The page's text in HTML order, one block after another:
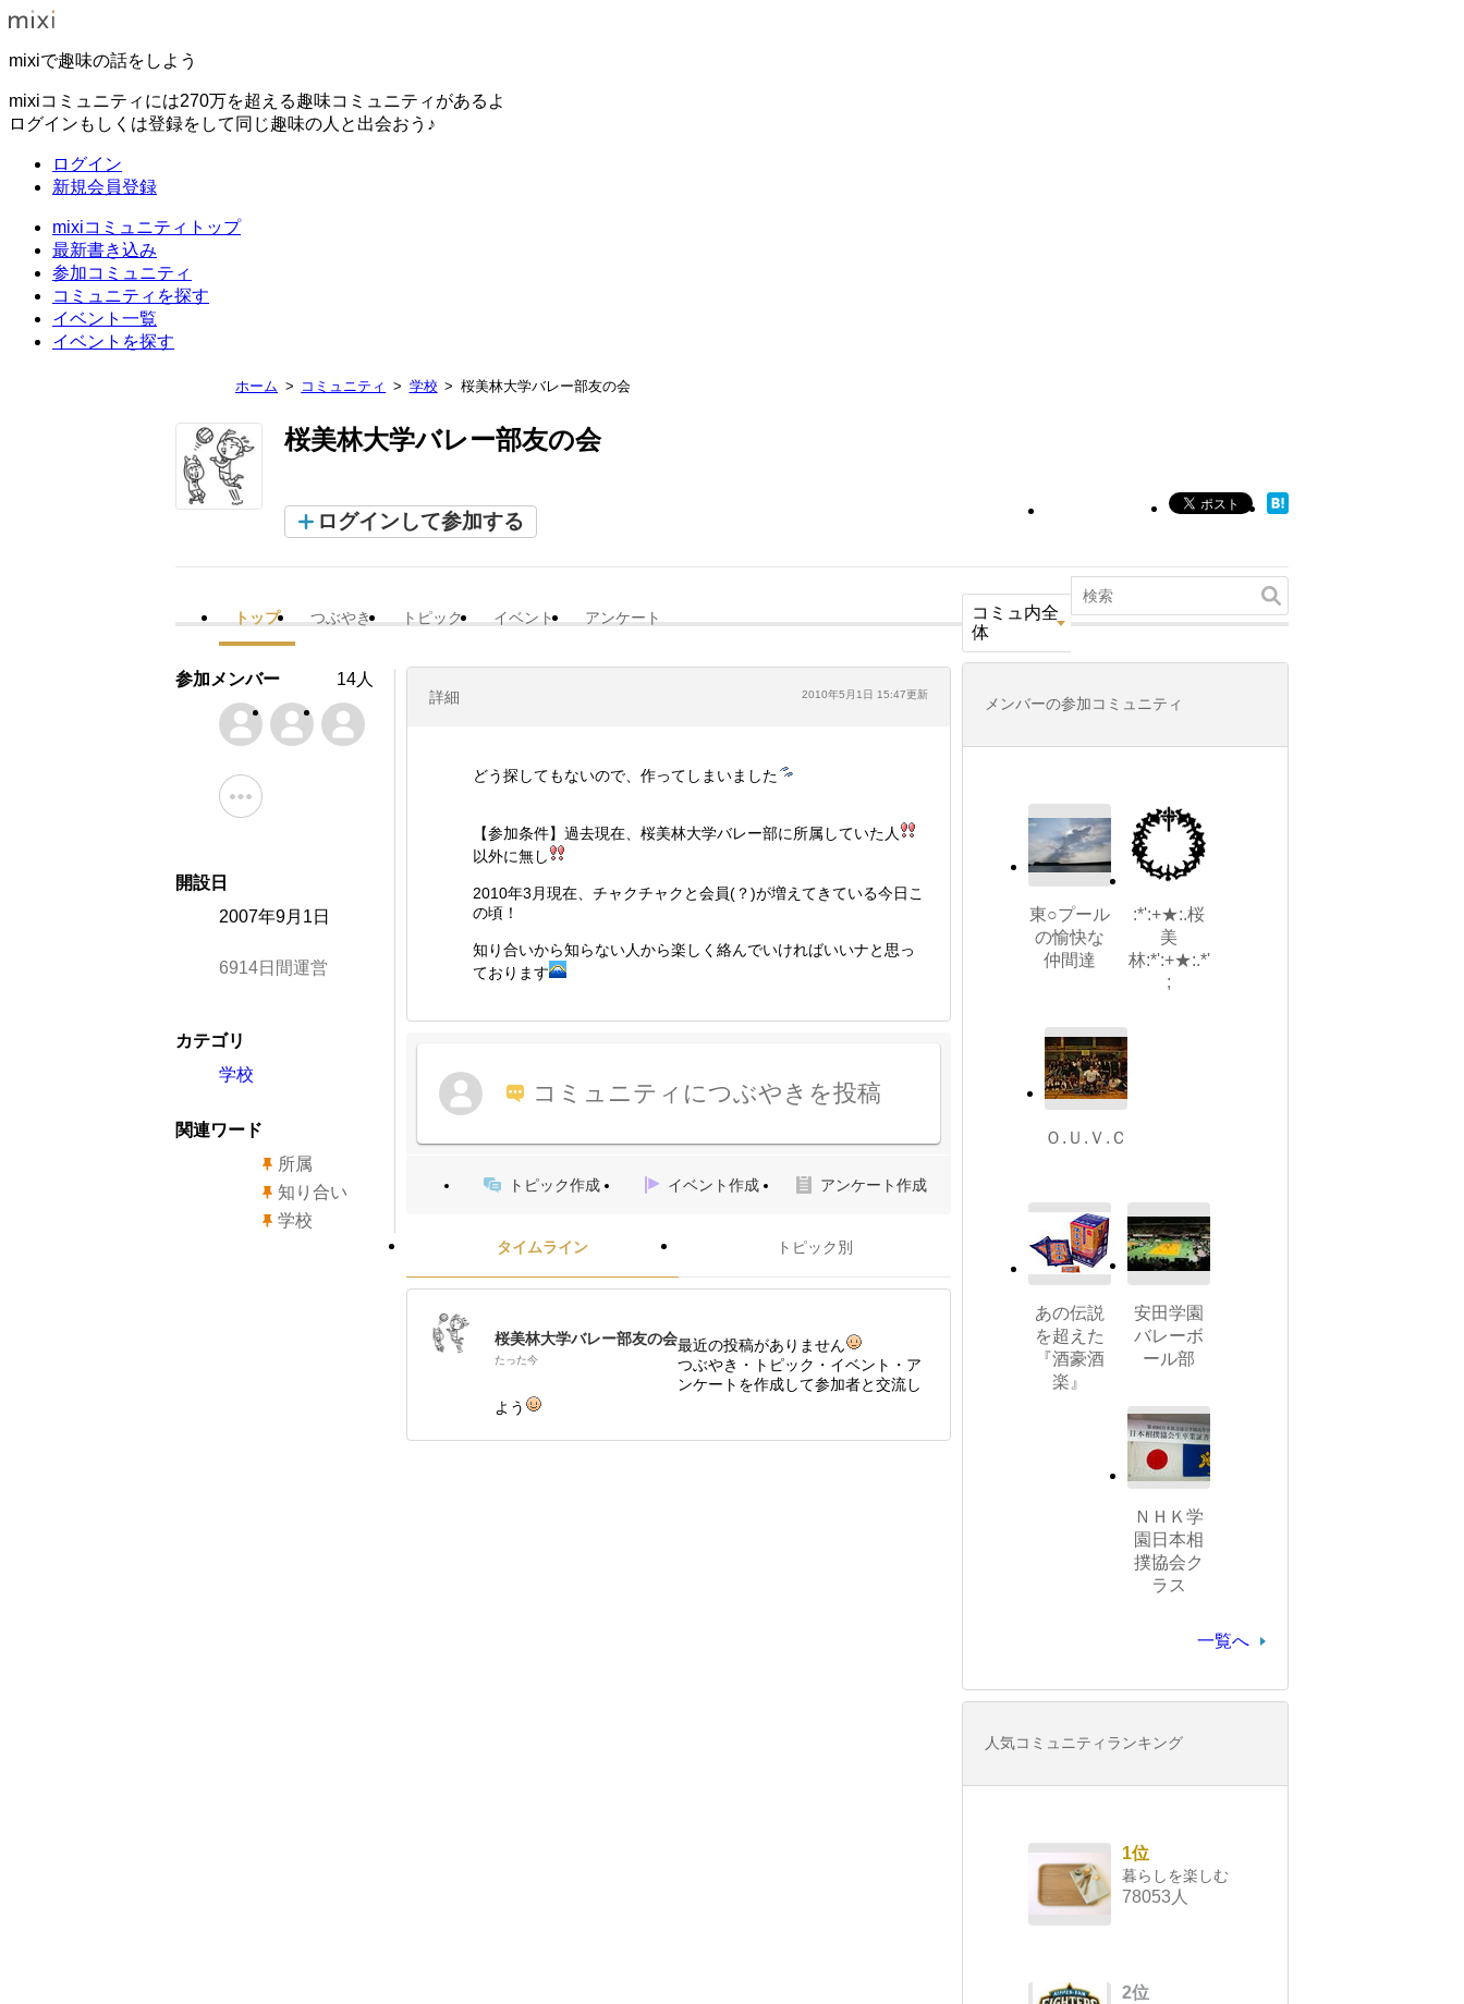
mixiで趣味の話をしよう
mixiコミュニティには270万を超える趣味コミュニティがあるよ
ログインもしくは登録をして同じ趣味の人と出会おう♪
ログイン
新規会員登録
mixiコミュニティトップ
最新書き込み
参加コミュニティ
コミュニティを探す
イベント一覧
イベントを探す
ホーム コミュニティ 学校 桜美林大学バレー部友の会
桜美林大学バレー部友の会
ログインして参加する
トップ つぶやき トピック イベント アンケート
コミュ内全
体
詳細 2010年5月1日 15:47更新
どう探してもないので、作ってしまいました
【参加条件】過去現在、桜美林大学バレー部に所属していた人
以外に無し
2010年3月現在、チャクチャクと会員(？)が増えてきている今日こ
の頃！
知り合いから知らない人から楽しく絡んでいければいいナと思っ
ております
コミュニティにつぶやきを投稿
トピック作成 イベント作成 アンケート作成
タイムライン トピック別
桜美林大学バレー部友の会
たった今
最近の投稿がありません
つぶやき・トピック・イベント・ア
ンケートを作成して参加者と交流し
よう
参加メンバー 14人
開設日
2007年9月1日
6914日間運営
カテゴリ
学校
関連ワード
所属
知り合い
学校
メンバーの参加コミュニティ
東○プール
の愉快な
仲間達
:*':+★:.桜
美
林:*':+★:.*'
;
Ｏ.Ｕ.Ｖ.Ｃ
あの伝説
を超えた
『酒豪酒
楽』
安田学園
バレーボ
ール部
ＮＨＫ学
園日本相
撲協会ク
ラス
一覧へ
人気コミュニティランキング
1位
暮らしを楽しむ
78053人
2位